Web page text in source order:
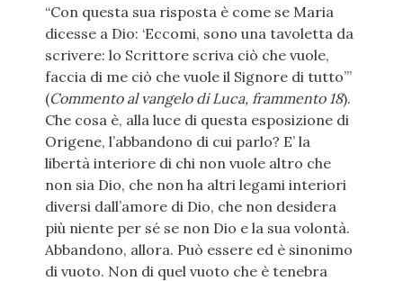
“Con questa sua risposta è come se Maria
dicesse a Dio: ‘Eccomi, sono una tavoletta da
scrivere: lo Scrittore scriva ciò che vuole,
faccia di me ciò che vuole il Signore di tutto’”
(Commento al vangelo di Luca, frammento 18).
Che cosa è, alla luce di questa esposizione di
Origene, l’abbandono di cui parlo? E’ la
libertà interiore di chi non vuole altro che
non sia Dio, che non ha altri legami interiori
diversi dall’amore di Dio, che non desidera
più niente per sé se non Dio e la sua volontà.
Abbandono, allora. Può essere ed è sinonimo
di vuoto. Non di quel vuoto che è tenebra